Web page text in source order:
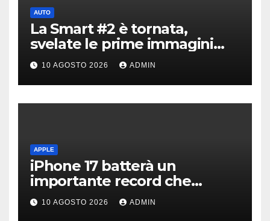
AUTO
La Smart #2 è tornata,
svelate le prime immagini
dell’erede della Fortwo
10 AGOSTO 2026 ADMIN
APPLE
iPhone 17 batterà un
importante record che
manca dai tempi del buon
vecchio iPhone 4
10 AGOSTO 2026 ADMIN